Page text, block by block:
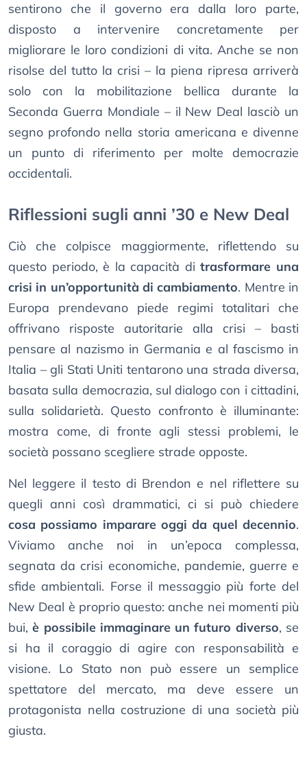
sentirono che il governo era dalla loro parte,
disposto a intervenire concretamente per
migliorare le loro condizioni di vita. Anche se non
risolse del tutto la crisi – la piena ripresa arriverà
solo con la mobilitazione bellica durante la
Seconda Guerra Mondiale – il New Deal lasciò un
segno profondo nella storia americana e divenne
un punto di riferimento per molte democrazie
occidentali.
Riflessioni sugli anni ’30 e New Deal
Ciò che colpisce maggiormente, riflettendo su
questo periodo, è la capacità ditrasformare una
crisi in un’opportunità di cambiamento. Mentre in
Europa prendevano piede regimi totalitari che
offrivano risposte autoritarie alla crisi – basti
pensare al nazismo in Germania e al fascismo in
Italia – gli Stati Uniti tentarono una strada diversa,
basata sulla democrazia, sul dialogo con i cittadini,
sulla solidarietà. Questo confronto è illuminante:
mostra come, di fronte agli stessi problemi, le
società possano scegliere strade opposte.
Nel leggere il testo di Brendon e nel riflettere su
quegli anni così drammatici, ci si può chiedere
cosa possiamo imparare oggi da quel decennio.
Viviamo anche noi in un’epoca complessa,
segnata da crisi economiche, pandemie, guerre e
sfide ambientali. Forse il messaggio più forte del
New Deal è proprio questo: anche nei momenti più
bui,è possibile immaginare un futuro diverso, se
si ha il coraggio di agire con responsabilità e
visione. Lo Stato non può essere un semplice
spettatore del mercato, ma deve essere un
protagonista nella costruzione di una società più
giusta.